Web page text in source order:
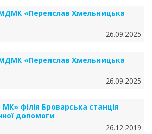
«Переяслав Хмельницька
26.09.2025
«Переяслав Хмельницька
26.09.2025
філія Броварська станція
допомоги
26.12.2019